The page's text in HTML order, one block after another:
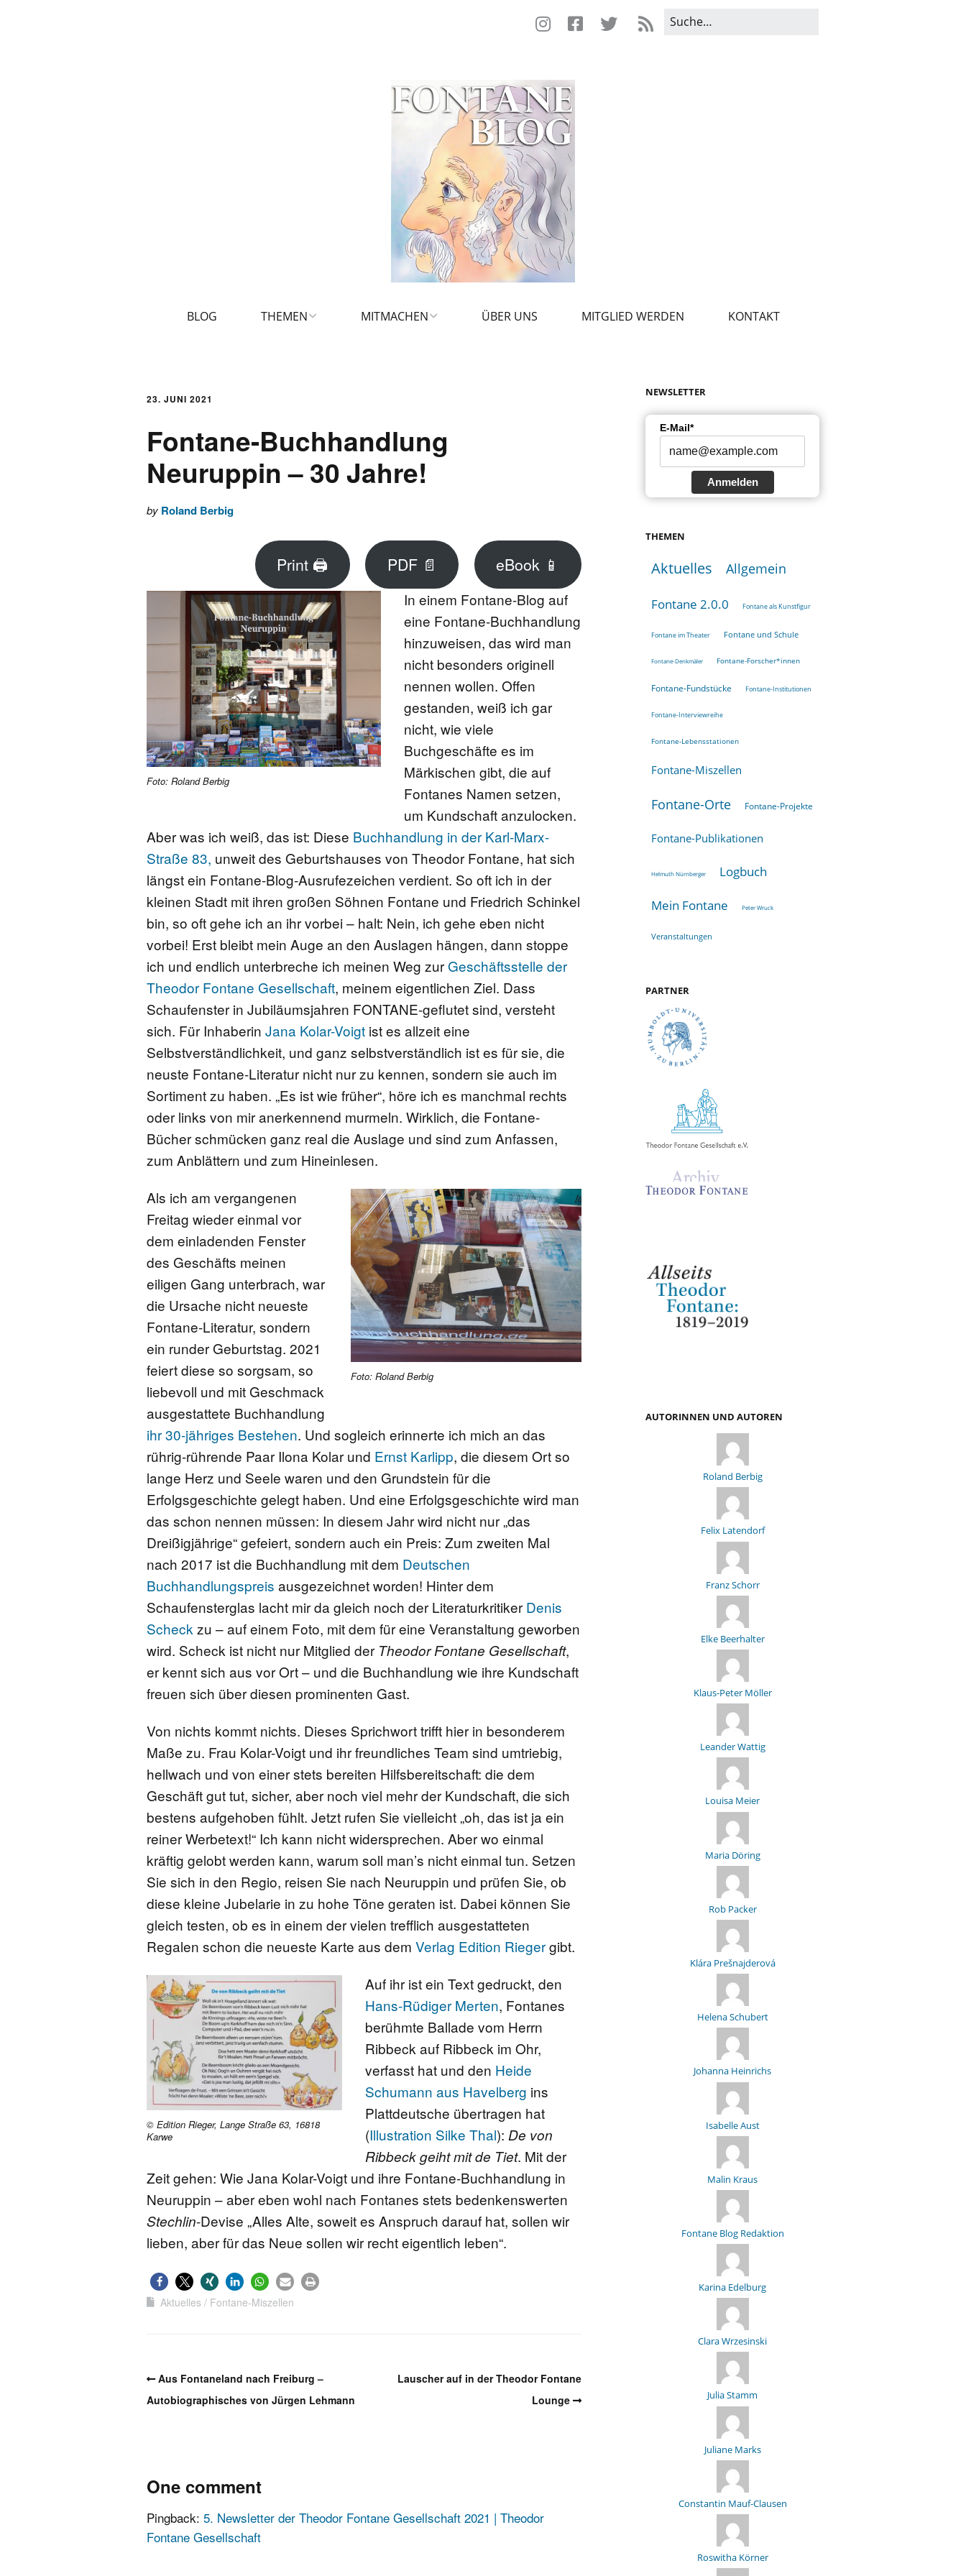
BLOG THEMEN
FONTANE 2.0.0
FONTANE ALS KUNSTFIGUR
FONTANE-
FORSCHER*INNEN
FONTANE-INSTITUTIONEN
FONTANE-
LEBENSSTATIONEN
FONTANE-ORTE
FONTANE-PROJEKTE
MITMACHEN ÜBER UNS MITGLIED WERDEN KONTAKT
23. JUNI 2021
Fontane-Buchhandlung
Neuruppin – 30 Jahre!
by Roland Berbig
Print 🖨 PDF 📄 eBook 📱
Foto: Roland Berbig
In einem Fontane-Blog auf
eine Fontane-Buchhandlung
hinzuweisen, das wird man
nicht besonders originell
nennen wollen. Offen
gestanden, weiß ich gar
nicht, wie viele
Buchgeschäfte es im
Märkischen gibt, die auf
Fontanes Namen setzen,
um Kundschaft anzulocken.
Aber was ich weiß, das ist: Diese Buchhandlung in der Karl-Marx-
Straße 83, unweit des Geburtshauses von Theodor Fontane, hat sich
längst ein Fontane-Blog-Ausrufezeichen verdient. So oft ich in der
kleinen Stadt mit ihren großen Söhnen Fontane und Friedrich Schinkel
bin, so oft gehe ich an ihr vorbei – halt: Nein, ich gehe eben nicht
vorbei! Erst bleibt mein Auge an den Auslagen hängen, dann stoppe
ich und endlich unterbreche ich meinen Weg zur Geschäftsstelle der
Theodor Fontane Gesellschaft, meinem eigentlichen Ziel. Dass
Schaufenster in Jubiläumsjahren FONTANE-geflutet sind, versteht
sich. Für Inhaberin Jana Kolar-Voigt ist es allzeit eine
Selbstverständlichkeit, und ganz selbstverständlich ist es für sie, die
neuste Fontane-Literatur nicht nur zu kennen, sondern sie auch im
Sortiment zu haben. „Es ist wie früher“, höre ich es manchmal rechts
oder links von mir anerkennend murmeln. Wirklich, die Fontane-
Bücher schmücken ganz real die Auslage und sind zum Anfassen,
zum Anblättern und zum Hineinlesen.
Foto: Roland Berbig
Als ich am vergangenen
Freitag wieder einmal vor
dem einladenden Fenster
des Geschäfts meinen
eiligen Gang unterbrach, war
die Ursache nicht neueste
Fontane-Literatur, sondern
ein runder Geburtstag. 2021
feiert diese so sorgsam, so
liebevoll und mit Geschmack
ausgestattete Buchhandlung
ihr 30-jähriges Bestehen. Und sogleich erinnerte ich mich an das
rührig-rührende Paar Ilona Kolar und Ernst Karlipp, die diesem Ort so
lange Herz und Seele waren und den Grundstein für die
Erfolgsgeschichte gelegt haben. Und eine Erfolgsgeschichte wird man
das schon nennen müssen: In diesem Jahr wird nicht nur „das
Dreißigjährige“ gefeiert, sondern auch ein Preis: Zum zweiten Mal
nach 2017 ist die Buchhandlung mit dem Deutschen
Buchhandlungspreis ausgezeichnet worden! Hinter dem
Schaufensterglas lacht mir da gleich noch der Literaturkritiker Denis
Scheck zu – auf einem Foto, mit dem für eine Veranstaltung geworben
wird. Scheck ist nicht nur Mitglied der Theodor Fontane Gesellschaft,
er kennt sich aus vor Ort – und die Buchhandlung wie ihre Kundschaft
freuen sich über diesen prominenten Gast.
Von nichts kommt nichts. Dieses Sprichwort trifft hier in besonderem
Maße zu. Frau Kolar-Voigt und ihr freundliches Team sind umtriebig,
hellwach und von einer stets bereiten Hilfsbereitschaft: die dem
Geschäft gut tut, sicher, aber noch viel mehr der Kundschaft, die sich
bestens aufgehoben fühlt. Jetzt rufen Sie vielleicht „oh, das ist ja ein
reiner Werbetext!“ Ich kann nicht widersprechen. Aber wo einmal
kräftig gelobt werden kann, warum soll man’s nicht einmal tun. Setzen
Sie sich in den Regio, reisen Sie nach Neuruppin und prüfen Sie, ob
diese kleine Jubelarie in zu hohe Töne geraten ist. Dabei können Sie
gleich testen, ob es in einem der vielen trefflich ausgestatteten
Regalen schon die neueste Karte aus dem Verlag Edition Riegergibt.
© Edition Rieger, Lange Straße 63, 16818
Karwe
Auf ihr ist ein Text gedruckt, den
Hans-Rüdiger Merten, Fontanes
berühmte Ballade vom Herrn
Ribbeck auf Ribbeck im Ohr,
verfasst hat und den Heide
Schumann aus Havelberg ins
Plattdeutsche übertragen hat
(Illustration Silke Thal): De von
Ribbeck geiht mit de Tiet. Mit der
Zeit gehen: Wie Jana Kolar-Voigt und ihre Fontane-Buchhandlung in
Neuruppin – aber eben wohl nach Fontanes stets bedenkenswerten
Stechlin-Devise „Alles Alte, soweit es Anspruch darauf hat, sollen wir
lieben, aber für das Neue sollen wir recht eigentlich leben“.
Aktuelles Fontane-Miszellen
Aus Fontaneland nach Freiburg –
Autobiographisches von Jürgen Lehmann
Lauscher auf in der Theodor Fontane
Lounge
One comment
Pingback: 5. Newsletter der Theodor Fontane Gesellschaft 2021 | Theodor
Fontane Gesellschaft
NEWSLETTER
E-Mail*
Anmelden
THEMEN
Aktuelles Allgemein
Fontane 2.0.0 Fontane als Kunstfigur
Fontane im Theater Fontane und Schule
Fontane-Denkmäler Fontane-Forscher*innen
Fontane-Fundstücke Fontane-Institutionen
Fontane-Interviewreihe
Fontane-Lebensstationen
Fontane-Miszellen
Fontane-Orte Fontane-Projekte
Fontane-Publikationen
Helmuth Nürnberger Logbuch
Mein Fontane Peter Wruck
Veranstaltungen
PARTNER
AUTORINNEN UND AUTOREN
Roland Berbig
Felix Latendorf
Franz Schorr
Elke Beerhalter
Klaus-Peter Möller
Leander Wattig
Louisa Meier
Maria Döring
Rob Packer
Klára Prešnajderová
Helena Schubert
Johanna Heinrichs
Isabelle Aust
Malin Kraus
Fontane Blog Redaktion
Karina Edelburg
Clara Wrzesinski
Julia Stamm
Juliane Marks
Constantin Mauf-Clausen
Roswitha Körner